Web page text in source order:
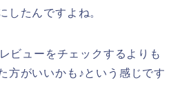
したんですよね。
ビューをチェックするよりも
方がいいかも♪という感じです